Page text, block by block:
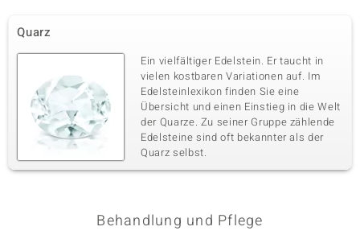
Quarz
Ein vielfältiger Edelstein. Er taucht in
vielen kostbaren Variationen auf. Im
Edelsteinlexikon finden Sie eine
Übersicht und einen Einstieg in die Welt
der Quarze. Zu seiner Gruppe zählende
Edelsteine sind oft bekannter als der
Quarz selbst.
Behandlung und Pflege